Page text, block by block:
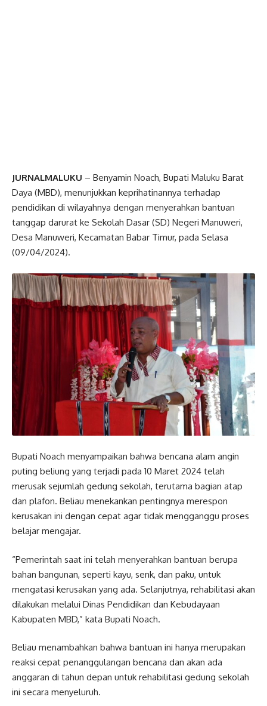
JURNALMALUKU – Benyamin Noach, Bupati Maluku Barat
Daya (MBD), menunjukkan keprihatinannya terhadap
pendidikan di wilayahnya dengan menyerahkan bantuan
tanggap darurat ke Sekolah Dasar (SD) Negeri Manuweri,
Desa Manuweri, Kecamatan Babar Timur, pada Selasa
(09/04/2024).
Bupati Noach menyampaikan bahwa bencana alam angin
puting beliung yang terjadi pada 10 Maret 2024 telah
merusak sejumlah gedung sekolah, terutama bagian atap
dan plafon. Beliau menekankan pentingnya merespon
kerusakan ini dengan cepat agar tidak mengganggu proses
belajar mengajar.
“Pemerintah saat ini telah menyerahkan bantuan berupa
bahan bangunan, seperti kayu, senk, dan paku, untuk
mengatasi kerusakan yang ada. Selanjutnya, rehabilitasi akan
dilakukan melalui Dinas Pendidikan dan Kebudayaan
Kabupaten MBD,” kata Bupati Noach.
Beliau menambahkan bahwa bantuan ini hanya merupakan
reaksi cepat penanggulangan bencana dan akan ada
anggaran di tahun depan untuk rehabilitasi gedung sekolah
ini secara menyeluruh.